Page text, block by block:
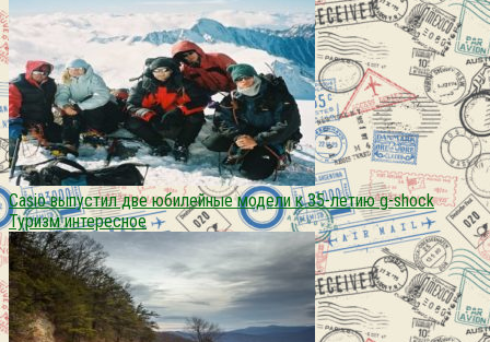
Casio выпустил две юбилейные модели к 35-летию g-shock
Туризм интересное